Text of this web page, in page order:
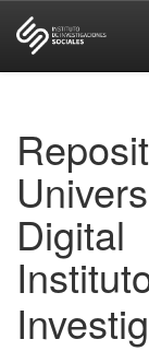
Digital